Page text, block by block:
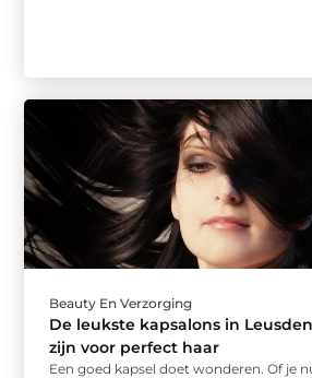
Beauty En Verzorging
De leukste kapsalons in
zijn voor perfect haar
Een goed kapsel doet wonderen. Of je